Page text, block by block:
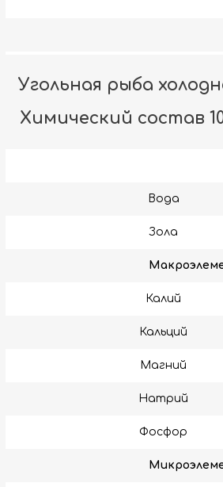
Угольная рыба
Химический состав
Вода
Зола
Калий
Кальций
Магний
Натрий
Фосфор